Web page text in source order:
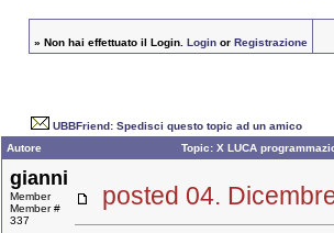
» Non hai effettuato il Login. Loginor Registrazione
UBBFriend: Spedisci questo topic ad un amico
Autore
Topic: X LUCA
gianni
Member
Member #
337
posted 04.